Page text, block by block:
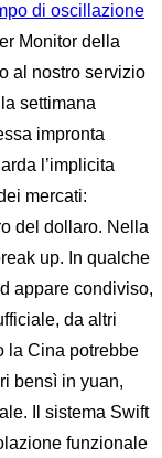
di oscillazione
Monitor della
al nostro servizio
settimana
impronta
l’implicita
mercati:
del dollaro. Nella
up. In qualche
appare condiviso,
da altri
la Cina potrebbe
bensì in yuan,
Il sistema Swift
funzionale